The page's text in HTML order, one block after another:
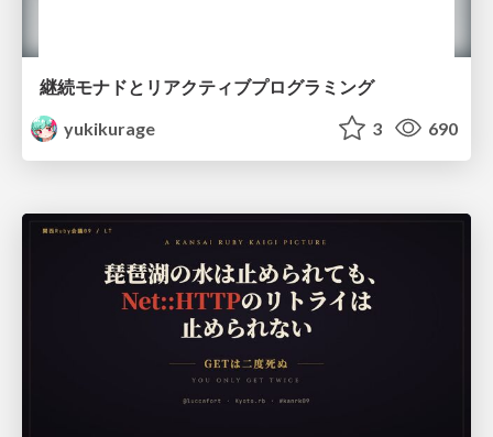
継続モナドとリアクティブプログラミング
yukikurage
3 690